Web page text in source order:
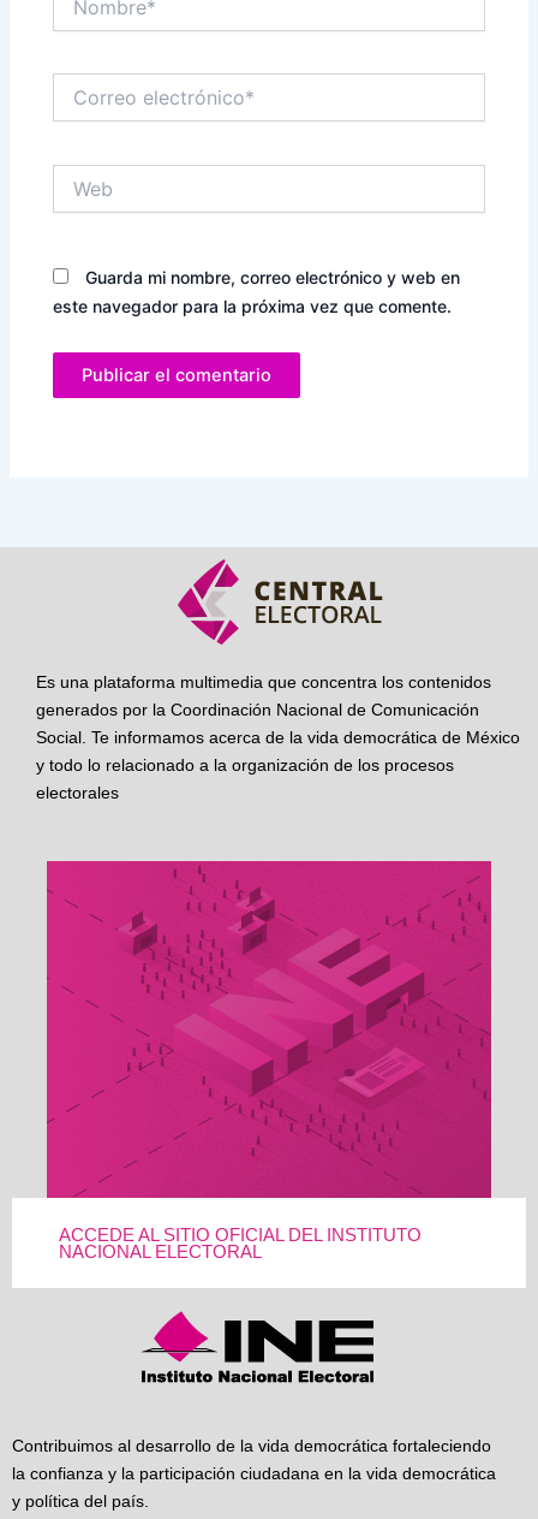
electrónico*
Guarda mi nombre, correo electrónico y web en
este navegador para la próxima vez que comente.
Es una plataforma multimedia que concentra los contenidos
generados por la Coordinación Nacional de Comunicación
Social. Te informamos acerca de la vida democrática de México
y todo lo relacionado a la organización de los procesos
electorales
ACCEDE AL SITIO OFICIAL DEL INSTITUTO
NACIONAL ELECTORAL
Contribuimos al desarrollo de la vida democrática fortaleciendo
la confianza y la participación ciudadana en la vida democrática
y política del país.